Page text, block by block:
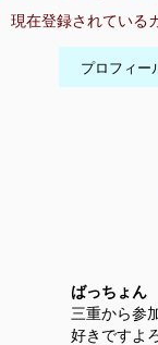
現在登録されている
プロフィー
ばっちょん
三重から参
好きですよ